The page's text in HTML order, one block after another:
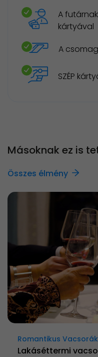
A
kártyával
A
SZÉP
Másoknak ez is
Összes élmény
Romantikus Vacsorák
Lakáséttermi